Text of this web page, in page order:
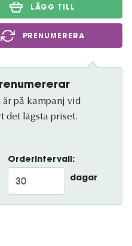
LÄGG TILL
PRENUMERERA
på kampanj vid
det lägsta priset.
Orderintervall:
dagar